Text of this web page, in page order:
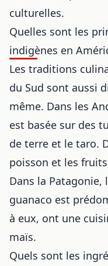
culturelles.
Quelles sont les
indigènes en
Les traditions
du Sud sont aussi
même. Dans les
est basée sur des
de terre et le taro.
poisson et les
Dans la Patagonie,
guanaco est
à eux, ont une
maïs.
Quels sont les